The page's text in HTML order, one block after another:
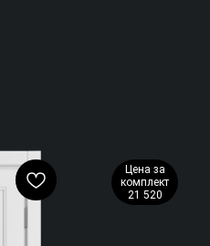
Цена за
комплект
21 520